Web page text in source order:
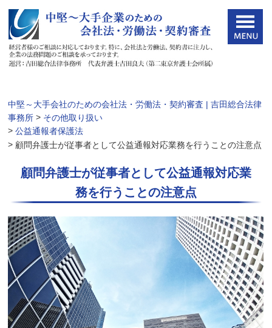
中堅～大手会社のための会社法・労働法・契約審査 | 吉田総合法律
事務所 > その他取り扱い
>公益通報者保護法
> 顧問弁護士が従事者として公益通報対応業務を行うことの注意点
顧問弁護士が従事者として公益通報対応業
務を行うことの注意点